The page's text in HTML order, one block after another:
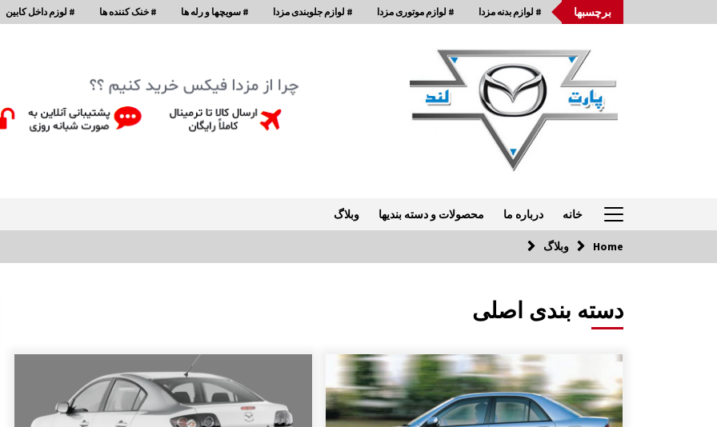
to
برچسبها # لوازم بدنه مزدا # لوازم موتوری مزدا # لوازم جلوبندی مزدا # سویچها و رله ها # خنک کننده ها # لوزم داخل کابین
خانه درباره ما محصولات و دسته بندیها وبلاگ
تماس با ما: 33954875-021
چراغ جلو مزدا 323 GLX , FL
گلگیر جلو مزدا 323 GLX , FL
8:46 ق.ظ
بازویی برف پاکن مزدا 323
9:05 ق.ظ
Home وبلاگ
دسته بندی اصلی